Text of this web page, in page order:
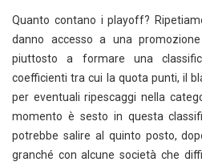
Quanto contano i playoff?
danno accesso a una
piuttosto a formare una
coefficienti tra cui la quota punti, il
per eventuali ripescaggi nella
momento è sesto in questa
potrebbe salire al quinto posto,
granché con alcune società che